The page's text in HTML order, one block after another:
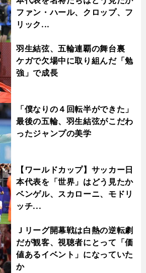
ファン・ハール、クロップ、フ
リック...
羽生結弦、五輪連覇の舞台裏
ケガで欠場中に取り組んだ「勉
強」で成長
「僕なりの４回転半ができた」
最後の五輪、羽生結弦がこだわ
ったジャンプの美学
【ワールドカップ】サッカー日
本代表を「世界」はどう見たか
ベンゲル、スカローニ、モドリ
ッチ...
Ｊリーグ開幕戦は白熱の逆転劇
だが観客、視聴者にとって「価
値あるイベント」になっていた
か